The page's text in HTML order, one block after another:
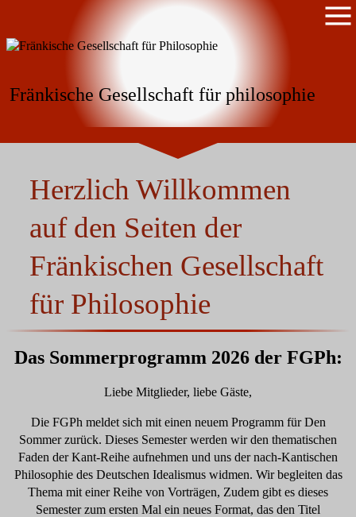
Fränkische Gesellschaft für philosophie
Herzlich Willkommen
auf den Seiten der
Fränkischen Gesellschaft
für Philosophie
Das Sommerprogramm 2026 der FGPh:
Liebe Mitglieder, liebe Gäste,
Die FGPh meldet sich mit einen neuem Programm für Den
Sommer zurück. Dieses Semester werden wir den thematischen
Faden der Kant-Reihe aufnehmen und uns der nach-Kantischen
Philosophie des Deutschen Idealismus widmen. Wir begleiten das
Thema mit einer Reihe von Vorträgen, Zudem gibt es dieses
Semester zum ersten Mal ein neues Format, das den Titel